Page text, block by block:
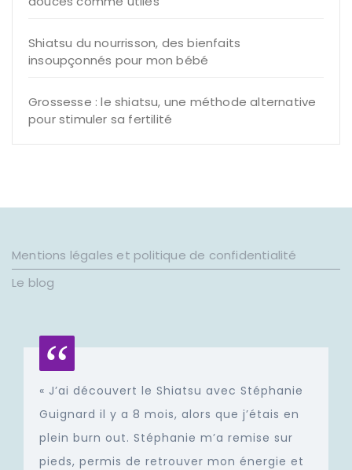
Shiatsu du nourrisson, des bienfaits
insoupçonnés pour mon bébé
Grossesse : le shiatsu, une méthode alternative
pour stimuler sa fertilité
Mentions légales et politique de confidentialité
Le blog
« J’ai découvert le Shiatsu avec Stéphanie
Guignard il y a 8 mois, alors que j’étais en
plein burn out. Stéphanie m’a remise sur
pieds, permis de retrouver mon énergie et